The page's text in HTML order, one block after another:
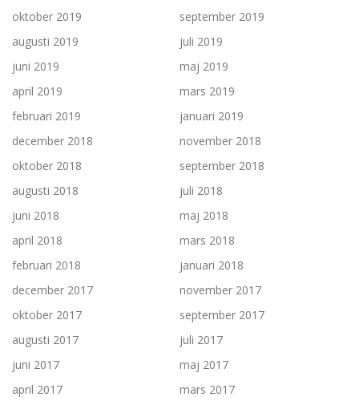
oktober 2019
september 2019
augusti 2019
juli 2019
juni 2019
maj 2019
april 2019
mars 2019
februari 2019
januari 2019
december 2018
november 2018
oktober 2018
september 2018
augusti 2018
juli 2018
juni 2018
maj 2018
april 2018
mars 2018
februari 2018
januari 2018
december 2017
november 2017
oktober 2017
september 2017
augusti 2017
juli 2017
juni 2017
maj 2017
april 2017
mars 2017